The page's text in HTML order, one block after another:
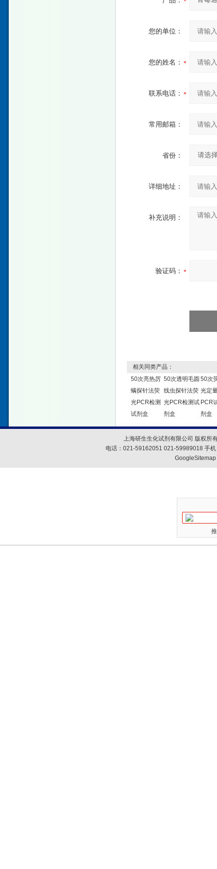
您的单位：
您的姓名：
联系电话：
常用邮箱：
省份：
详细地址：
补充说明：
验证码：
相关同类产品：
50次亮热厉
螨探针法荧
光PCR检测
试剂盒
50次透明毛圆
线虫探针法荧
光PCR检测试
剂盒
50次
光定
PCR
剂盒
上海研生生化试剂有限公司 版权所
电话：021-59162051 021-59989018 手
GoogleSitemap